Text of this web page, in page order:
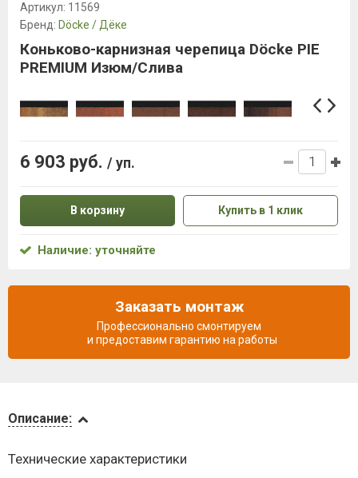
Описание:
Технические характеристики
Артикул: 11569
Бренд: Döcke / Дёке
Коньково-карнизная черепица Döcke PIE
PREMIUM Изюм/Слива
6 903 руб. / уп.
В корзину Купить в 1 клик
Наличие: уточняйте
Заказать монтаж
Профессионально смонтируем
и предоставим гарантию на работы